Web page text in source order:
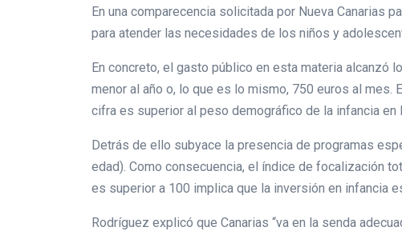
En una comparecencia solicitada por Nueva Canarias
para atender las necesidades de los niños y
En concreto, el gasto público en esta materia alcanzó
menor al año o, lo que es lo mismo, 750 euros al mes.
cifra es superior al peso demográfico de la infancia en
Detrás de ello subyace la presencia de programas
edad). Como consecuencia, el índice de focalización
es superior a 100 implica que la inversión en infancia
Rodríguez explicó que Canarias “va en la senda